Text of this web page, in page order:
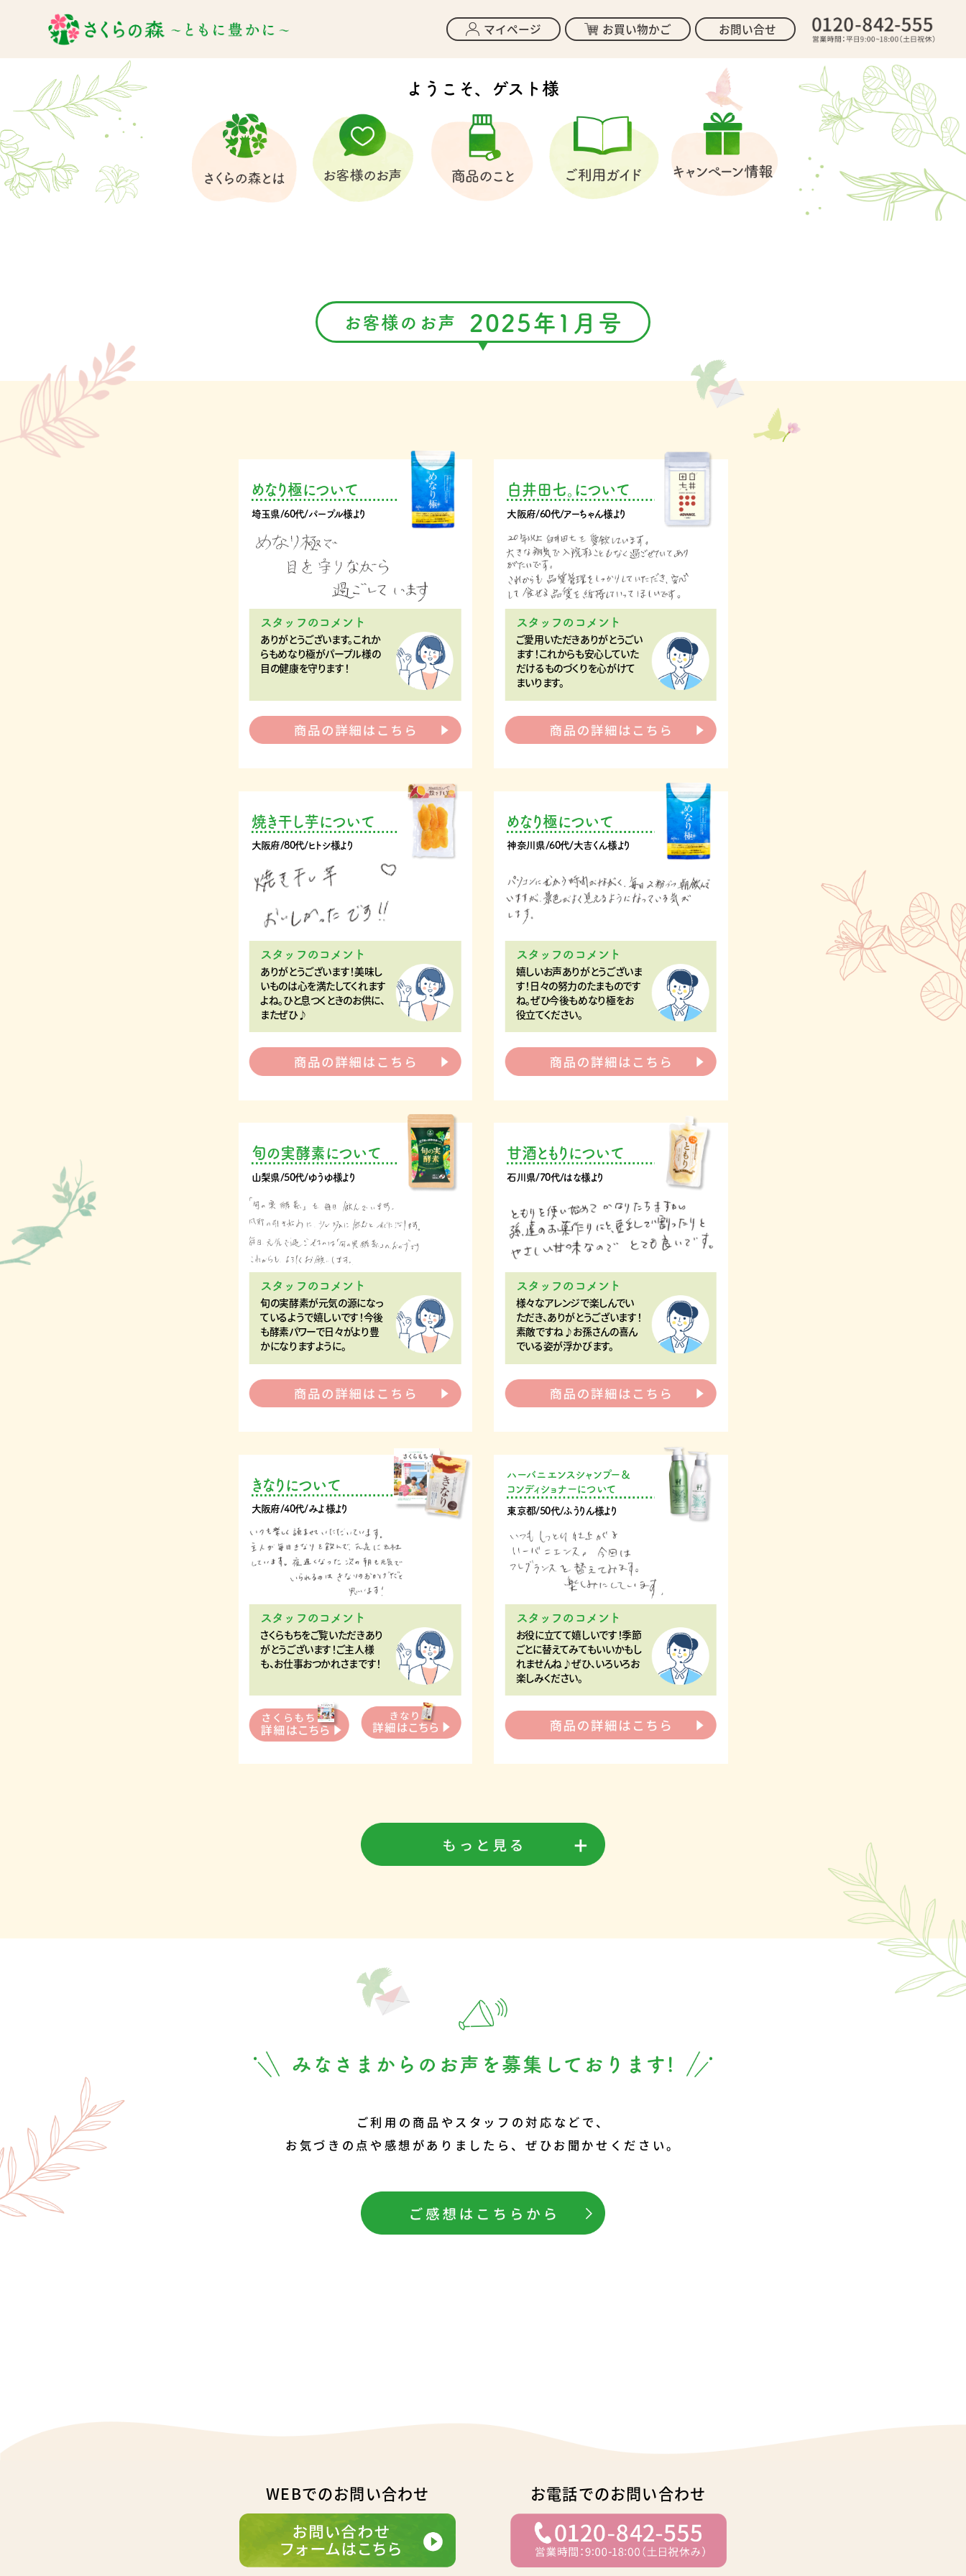
マイページ お買い物かご お問い合せ
ようこそ、ゲスト様
お客様のお声 2025年1月号
めなり極について
埼玉県/60代/パープル様より
スタッフのコメント
ありがとうございます。これか
らもめなり極がパープル様の
目の健康を守ります！
白井田七。について
大阪府/60代/アーちゃん様より
スタッフのコメント
ご愛用いただきありがとうごい
ます！これからも安心していた
だけるものづくりを心がけて
まいります。
焼き干し芋について
大阪府/80代/ヒトシ様より
スタッフのコメント
ありがとうございます！美味し
いものは心を満たしてくれます
よね。ひと息つくときのお供に、
またぜひ♪
めなり極について
神奈川県/60代/大吉くん様より
スタッフのコメント
嬉しいお声ありがとうございま
す！日々の努力のたまものです
ね。ぜひ今後もめなり極をお
役立てください。
旬の実酵素について
山梨県/50代/ゆうゆ様より
スタッフのコメント
旬の実酵素が元気の源になっ
ているようで嬉しいです！今後
も酵素パワーで日々がより豊
かになりますように。
甘酒ともりについて
石川県/70代/はな様より
スタッフのコメント
様々なアレンジで楽しんでい
ただき、ありがとうございます！
素敵ですね♪お孫さんの喜ん
でいる姿が浮かびます。
きなりについて
大阪府/40代/みよ様より
スタッフのコメント
さくらもちをご覧いただきあり
がとうございます！ご主人様
も、お仕事おつかれさまです！
ハーバニエンスシャンプー＆
コンディショナーについて
東京都/50代/ふうりん様より
スタッフのコメント
お役に立てて嬉しいです！季節
ごとに替えてみてもいいかもし
れませんね♪ぜひ、いろいろお
楽しみください。
北海道/50代/Kanang様より
気に入っていただけて嬉しい
限りです！安全でおいしい食品
をお届けできるよう商品開発
千葉県/70代/みーちゃん様より
めなり極について さくらもちについて
広島県/40代/ごんすけ様より 群馬県/70代/匿名希望のお客様より
ご利用の商品やスタッフの対応などで、
お気づきの点や感想がありましたら、ぜひお聞かせください。
WEBでのお問い合わせ お電話でのお問い合わせ